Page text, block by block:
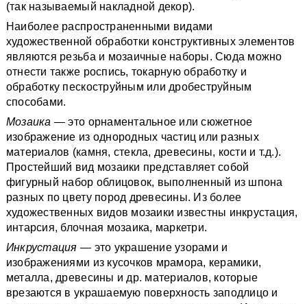
(так называемый накладной декор).
Наиболее распространенными видами
художественной обработки конструктивных элементов
являются резьба и мозаичные наборы. Сюда можно
отнести также роспись, токарную обработку и
обработку пескоструйным или дробеструйным
способами.
Мозаика — это орнаментальное или сюжетное
изображение из однородных частиц или разных
материалов (камня, стекла, древесины, кости и т.д.).
Простейший вид мозаики представляет собой
фигурный набор облицовок, выполненный из шпона
разных по цвету пород древесины. Из более
художественных видов мозаики известны инкрустация,
интарсия, блочная мозаика, маркетри.
Инкрустация — это украшение узорами и
изображениями из кусочков мрамора, керамики,
металла, древесины и др. материалов, которые
врезаются в украшаемую поверхность заподлицо и